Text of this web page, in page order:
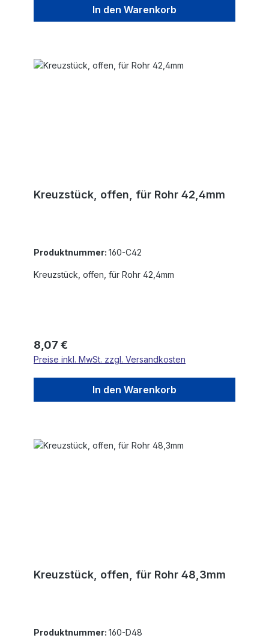
In den Warenkorb
Kreuzstück, offen, für Rohr 42,4mm
Produktnummer: 160-C42
Kreuzstück, offen, für Rohr 42,4mm
Regulärer Preis:
8,07 €
Preise inkl. MwSt. zzgl. Versandkosten
In den Warenkorb
Kreuzstück, offen, für Rohr 48,3mm
Produktnummer: 160-D48